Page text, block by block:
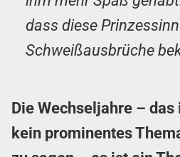
dass diese
Schweißausbrüche
Die Wechseljahre –
kein prominentes